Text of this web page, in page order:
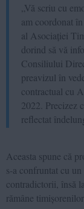
„Vă scriu cu
am coordonat
al Asociației
dorind să vă
Consiliului
preavizul în
contractual cu
2022. Precizez
reflectat
Aceasta spune că
s-a confruntat cu
contradictorii, însă
rămâne